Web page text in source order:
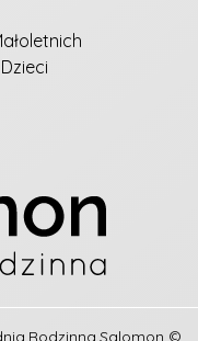
Rodzinna Salomon ©